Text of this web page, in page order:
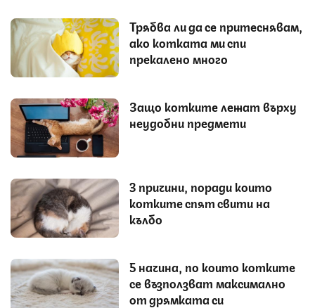
Трябва ли да се притеснявам,
ако котката ми спи
прекалено много
Защо котките лежат върху
неудобни предмети
3 причини, поради които
котките спят свити на
кълбо
5 начина, по които котките
се възползват максимално
от дрямката си